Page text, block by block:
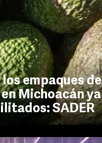
los empaques de
Michoacán ya
SADER